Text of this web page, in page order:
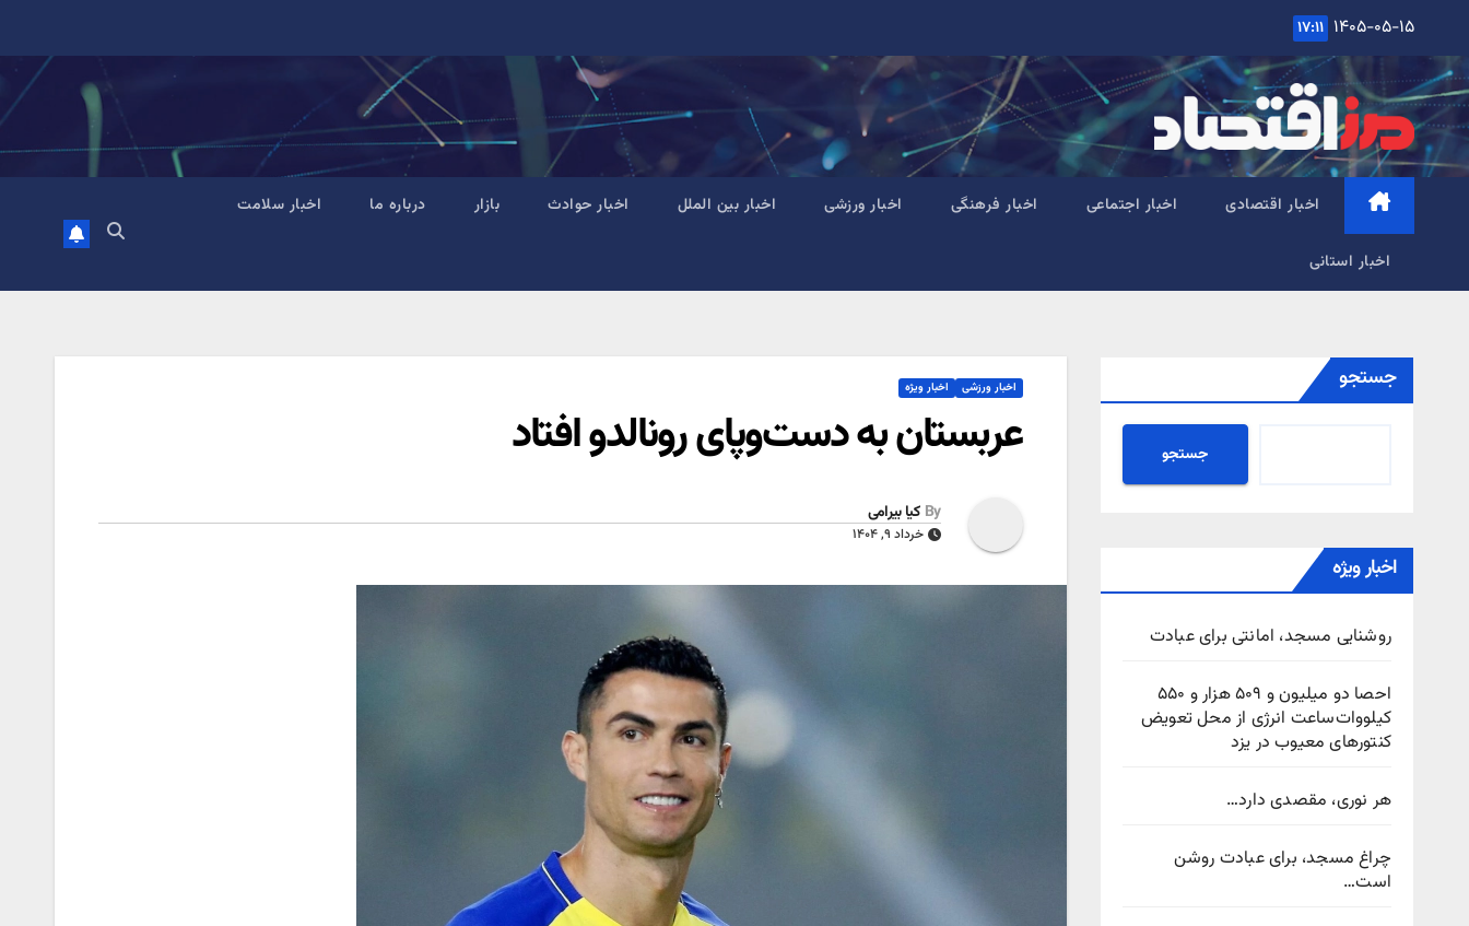
content
۱۴۰۵-۰۵-۱۵ ۱۷:۱۱
اخبار اقتصادی اخبار اجتماعی اخبار فرهنگی اخبار ورزشی اخبار بین الملل اخبار حوادث بازار درباره ما اخبار سلامت
اخبار استانی
جستجو
جستجو
اخبار ویژه
روشنایی مسجد، امانتی برای عبادت
احصا دو میلیون و ۵۰۹ هزار و ۵۵۰
کیلووات‌ساعت انرژی از محل تعویض
کنتورهای معیوب در یزد
هر نوری، مقصدی دارد…
چراغ مسجد، برای عبادت روشن
است…
اخبار ورزشی اخبار ویژه
عربستان به دست‌وپای رونالدو افتاد
By کیا بیرامی
خرداد ۹, ۱۴۰۴